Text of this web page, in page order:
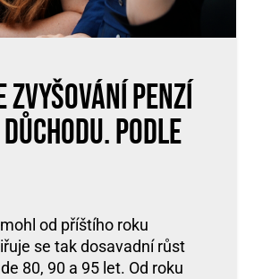
penzí
Podle
od příštího roku
se tak dosavadní růst
80, 90 a 95 let. Od roku